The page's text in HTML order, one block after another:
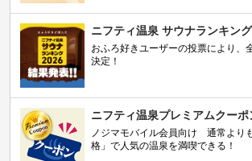
ニフティ温泉 サウナランキン
おふろ好きユーザーの投票により、
決定！
ニフティ温泉プレミアムクーポ
ノジマモバイル会員向け 通常より
格」で人気の温泉を満喫できる！